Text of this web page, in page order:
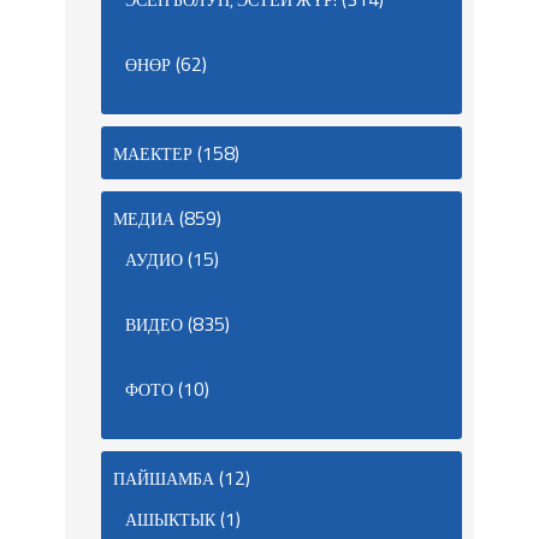
ӨНӨР(62)
МАЕКТЕР(158)
МЕДИА(859)
АУДИО(15)
ВИДЕО(835)
ФОТО(10)
ПАЙШАМБА(12)
АШЫКТЫК(1)